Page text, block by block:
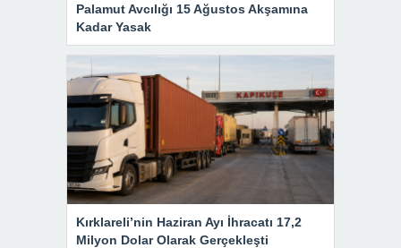
Palamut Avcılığı 15 Ağustos Akşamına
Kadar Yasak
Kırklareli’nin Haziran Ayı İhracatı 17,2
Milyon Dolar Olarak Gerçekleşti